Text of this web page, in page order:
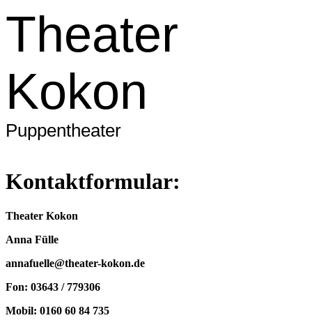
Theater
Kokon
Puppentheater
Kontaktformular:
Theater Kokon
Anna Fülle
annafuelle@theater-kokon.de
Fon: 03643 / 779306
Mobil: 0160 60 84 735